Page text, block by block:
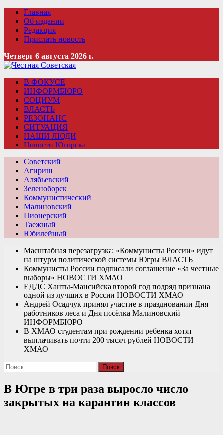
Главная
Об издании
Редакция
Прислать новость
Четверг 6 августа 2026 г.
В ФОКУСЕ
ИНФОРМБЮРО
СОЦИУМ
ВЛАСТЬ
РЕЗОНАНС
СИТУАЦИЯ
НАШИ ЛЮДИ
Новости Югорска
Советский
Агириш
Алябьевский
Зеленоборск
Коммунистический
Малиновский
Пионерский
Таежный
Юбилейный
Масштабная перезагрузка: «Коммунисты России» идут
на штурм политической системы Югры ВЛАСТЬ
Коммунисты России подписали соглашение «За честные
выборы» НОВОСТИ ХМАО
ЕДДС Ханты-Мансийска второй год подряд признана
одной из лучших в России НОВОСТИ ХМАО
Андрей Осадчук принял участие в праздновании Дня
работников леса и Дня посёлка Малиновский
ИНФОРМБЮРО
В ХМАО студентам при рождении ребенка хотят
выплачивать почти 200 тысяч рублей НОВОСТИ
ХМАО
Найти:
В Югре в три раза выросло число
закрытых на карантин классов